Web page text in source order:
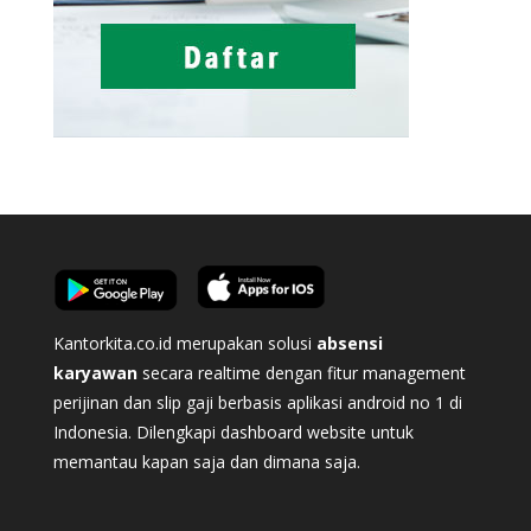
Kantorkita.co.id merupakan solusi absensi
karyawan secara realtime dengan fitur management
perijinan dan slip gaji berbasis aplikasi android no 1 di
Indonesia. Dilengkapi dashboard website untuk
memantau kapan saja dan dimana saja.